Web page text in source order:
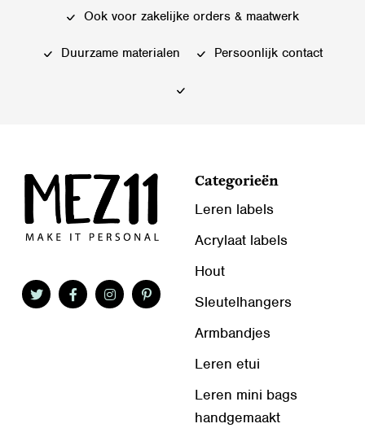
worden
kan
worden
Ook voor zakelijke orders & maatwerk
Duurzame materialen Persoonlijk contact
Categorieën
Leren labels
Acrylaat labels
Hout
Sleutelhangers
Armbandjes
Leren etui
Leren mini bags
handgemaakt